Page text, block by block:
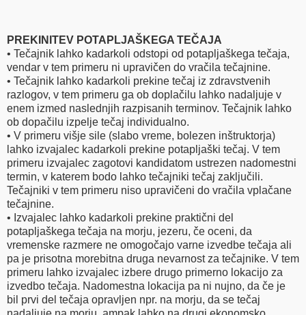
PREKINITEV POTAPLJAŠKEGA TEČAJA
• Tečajnik lahko kadarkoli odstopi od potapljaškega tečaja,
vendar v tem primeru ni upravičen do vračila tečajnine.
• Tečajnik lahko kadarkoli prekine tečaj iz zdravstvenih
razlogov, v tem primeru ga ob doplačilu lahko nadaljuje v
enem izmed naslednjih razpisanih terminov. Tečajnik lahko
ob dopačilu izpelje tečaj individualno.
• V primeru višje sile (slabo vreme, bolezen inštruktorja)
lahko izvajalec kadarkoli prekine potapljaški tečaj. V tem
primeru izvajalec zagotovi kandidatom ustrezen nadomestni
termin, v katerem bodo lahko tečajniki tečaj zaključili.
Tečajniki v tem primeru niso upravičeni do vračila vplačane
tečajnine.
• Izvajalec lahko kadarkoli prekine praktični del
potapljaškega tečaja na morju, jezeru, če oceni, da
vremenske razmere ne omogočajo varne izvedbe tečaja ali
pa je prisotna morebitna druga nevarnost za tečajnike. V tem
primeru lahko izvajalec izbere drugo primerno lokacijo za
izvedbo tečaja. Nadomestna lokacija pa ni nujno, da če je
bil prvi del tečaja opravljen npr. na morju, da se tečaj